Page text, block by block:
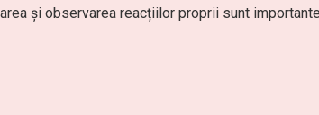
și observarea reacțiilor proprii sunt